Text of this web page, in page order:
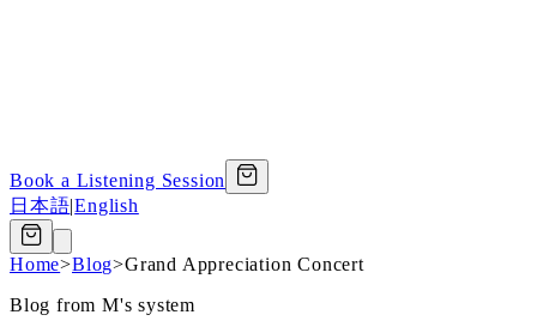
Book a Listening Session
日本語|English
Home>Blog>Grand Appreciation Concert
Blog from M's system